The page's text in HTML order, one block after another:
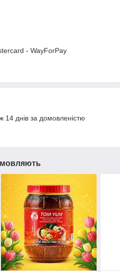
- WayForPay
днів за домовленістю